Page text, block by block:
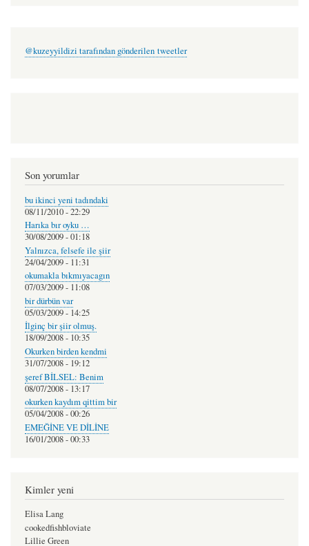
@kuzeyyildizi tarafından gönderilen tweetler
Son yorumlar
bu ikinci yeni tadındaki
08/11/2010 - 22:29
Harıka bır oyku …
30/08/2009 - 01:18
Yalnızca, felsefe ile şiir
24/04/2009 - 11:31
okumakla bıkmıyacagın
07/03/2009 - 11:08
bir dürbün var
05/03/2009 - 14:25
İlginç bir şiir olmuş.
18/09/2008 - 10:35
Okurken birden kendmi
31/07/2008 - 19:12
şeref BİLSEL: Benim
08/07/2008 - 13:17
okurken kaydım qittim bir
05/04/2008 - 00:26
EMEĞİNE VE DİLİNE
16/01/2008 - 00:33
Kimler yeni
Elisa Lang
cookedfishbloviate
Lillie Green